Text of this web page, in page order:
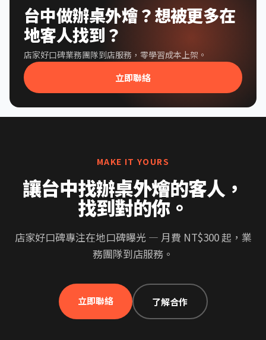
台中做辦桌外燴？想被更多在
地客人找到？
店家好口碑業務團隊到店服務，零學習成本上架。
立即聯絡
MAKE IT YOURS
讓台中找辦桌外燴的客人，
找到對的你。
店家好口碑專注在地口碑曝光 — 月費 NT$300 起，業
務團隊到店服務。
立即聯絡 了解合作